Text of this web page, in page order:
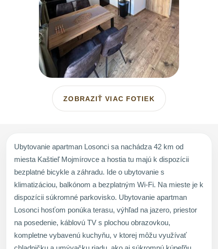
ZOBRAZIŤ VIAC FOTIEK
Ubytovanie apartman Losonci sa nachádza 42 km od
miesta Kaštieľ Mojmírovce a hostia tu majú k dispozícii
bezplatné bicykle a záhradu. Ide o ubytovanie s
klimatizáciou, balkónom a bezplatným Wi-Fi. Na mieste je k
dispozícii súkromné parkovisko. Ubytovanie apartman
Losonci hosťom ponúka terasu, výhľad na jazero, priestor
na posedenie, káblovú TV s plochou obrazovkou,
kompletne vybavenú kuchyňu, v ktorej môžu využívať